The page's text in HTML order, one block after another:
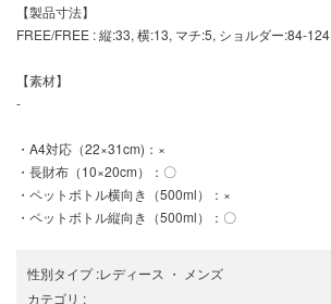
【製品寸法】
FREE/FREE : 縦:33, 横:13, マチ:5, ショルダー:84-124
【素材】
-
・A4対応（22×31cm)：×
・長財布（10×20cm）：〇
・ペットボトル横向き（500ml）：×
・ペットボトル縦向き（500ml）：〇
性別タイプ:レディース ・
メンズ
カテゴリ :